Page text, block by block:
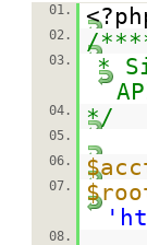
01.
02. /
03.
*
04. */
05.
06.
07.
'
08.